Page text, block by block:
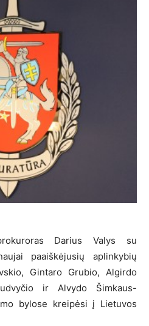
Darius Valys su
paaiškėjusių aplinkybių
Gintaro Grubio, Algirdo
ir Alvydo Šimkaus-
bylose kreipėsi į Lietuvos